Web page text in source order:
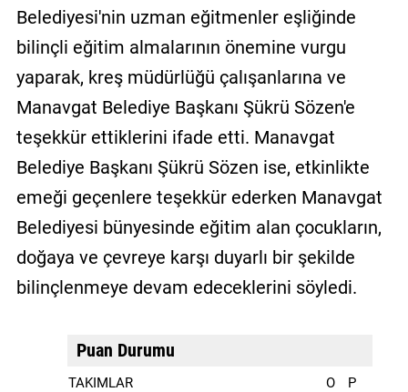
Belediyesi'nin uzman eğitmenler eşliğinde
bilinçli eğitim almalarının önemine vurgu
yaparak, kreş müdürlüğü çalışanlarına ve
Manavgat Belediye Başkanı Şükrü Sözen'e
teşekkür ettiklerini ifade etti. Manavgat
Belediye Başkanı Şükrü Sözen ise, etkinlikte
emeği geçenlere teşekkür ederken Manavgat
Belediyesi bünyesinde eğitim alan çocukların,
doğaya ve çevreye karşı duyarlı bir şekilde
bilinçlenmeye devam edeceklerini söyledi.
Puan Durumu
TAKIMLAR O P